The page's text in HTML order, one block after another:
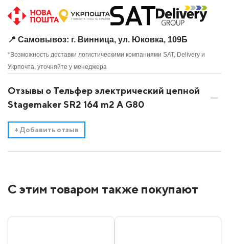
📍 Самовывоз: г. Винница, ул. Юковка, 109Б
*Возможность доставки логистическими компаниями SAT, Delivery и
Укрпочта, уточняйте у менеджера
Отзывы о Тельфер электрический цепной
Stagemaker SR2 164 m2 A G80
+ Добавить отзыв
С этим товаром также покупают